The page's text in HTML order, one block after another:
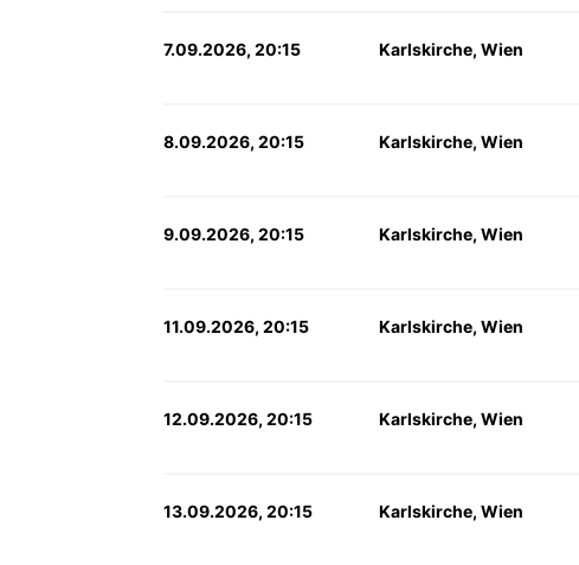
7.09.2026, 20:15 Karlskirche, Wien
8.09.2026, 20:15 Karlskirche, Wien
9.09.2026, 20:15 Karlskirche, Wien
11.09.2026, 20:15 Karlskirche, Wien
12.09.2026, 20:15 Karlskirche, Wien
13.09.2026, 20:15 Karlskirche, Wien